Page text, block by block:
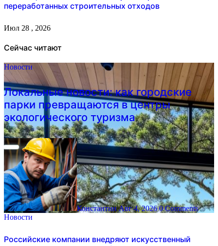
переработанных строительных отходов
Июл 28 , 2026
Сейчас читают
Новости
Локальные новости: как городские
парки превращаются в центры
экологического туризма
КонстантинАвг 4, 2026 0 Comments
Новости
Российские компании внедряют искусственный